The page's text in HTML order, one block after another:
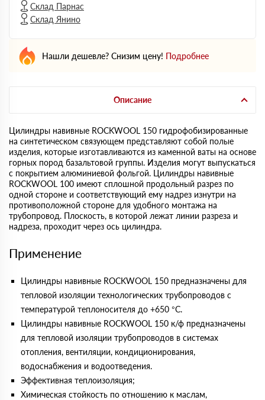
Склад Парнас
Склад Янино
Нашли дешевле? Снизим цену! Подробнее
Описание
Цилиндры навивные ROCKWOOL 150 гидрофобизированные
на синтетическом связующем представляют собой полые
изделия, которые изготавливаются из каменной ваты на основе
горных пород базальтовой группы. Изделия могут выпускаться
с покрытием алюминиевой фольгой. Цилиндры навивные
ROCKWOOL 100 имеют сплошной продольный разрез по
одной стороне и соответствующий ему надрез изнутри на
противоположной стороне для удобного монтажа на
трубопровод. Плоскость, в которой лежат линии разреза и
надреза, проходит через ось цилиндра.
Применение
Цилиндры навивные ROCKWOOL 150 предназначены для
тепловой изоляции технологических трубопроводов с
температурой теплоносителя до +650 °С.
Цилиндры навивные ROCKWOOL 150 к/ф предназначены
для тепловой изоляции трубопроводов в системах
отопления, вентиляции, кондиционирования,
водоснабжения и водоотведения.
Эффективная теплоизоляция;
Химическая стойкость по отношению к маслам,